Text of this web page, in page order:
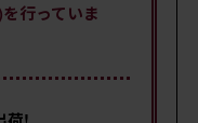
行っていま